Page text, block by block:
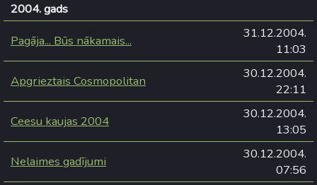
2004. gads
Pagāja... Būs nākamais...
31.12.2004.
11:03
Apgrieztais Cosmopolitan
30.12.2004.
22:11
Ceesu kaujas 2004
30.12.2004.
13:05
Nelaimes gadījumi
30.12.2004.
07:56